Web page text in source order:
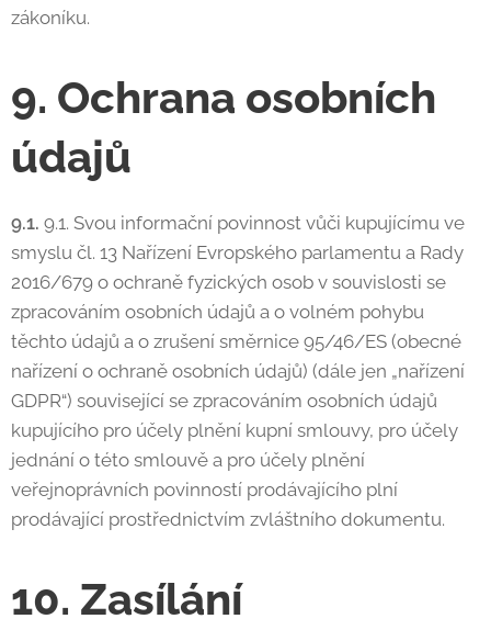
zákoníku.
9. Ochrana osobních
údajů
9.1. 9.1. Svou informační povinnost vůči kupujícímu ve
smyslu čl. 13 Nařízení Evropského parlamentu a Rady
2016/679 o ochraně fyzických osob v souvislosti se
zpracováním osobních údajů a o volném pohybu
těchto údajů a o zrušení směrnice 95/46/ES (obecné
nařízení o ochraně osobních údajů) (dále jen „nařízení
GDPR“) související se zpracováním osobních údajů
kupujícího pro účely plnění kupní smlouvy, pro účely
jednání o této smlouvě a pro účely plnění
veřejnoprávních povinností prodávajícího plní
prodávající prostřednictvím zvláštního dokumentu.
10. Zasílání